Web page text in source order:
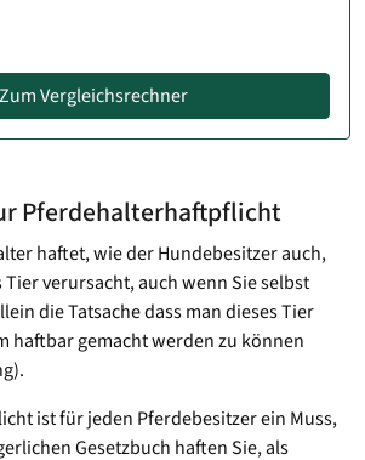
Zum Vergleichsrechner
Pferdehalterhaftpflicht
haftet, wie der Hundebesitzer auch,
verursacht, auch wenn Sie selbst
die Tatsache dass man dieses Tier
haftbar gemacht werden zu können
ist für jeden Pferdebesitzer ein Muss,
Gesetzbuch haften Sie, als